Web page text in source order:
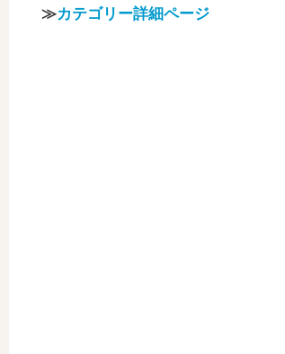
≫カテゴリー詳細ページ